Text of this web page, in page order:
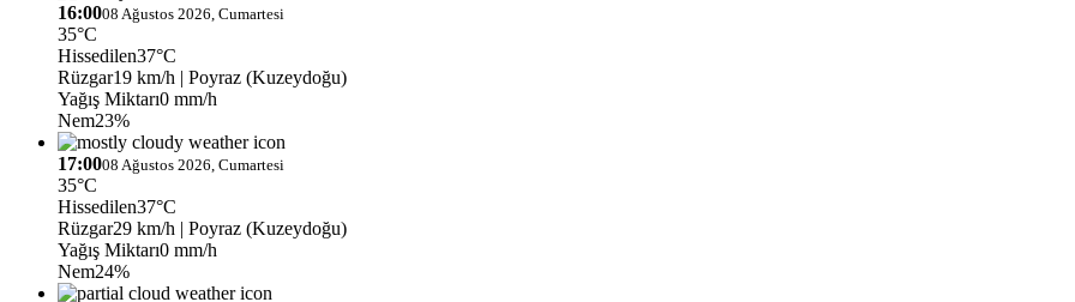
16:0008 Ağustos 2026, Cumartesi
35°C
Hissedilen37°C
Rüzgar19 km/h | Poyraz (Kuzeydoğu)
Yağış Miktarı0 mm/h
Nem23%
17:0008 Ağustos 2026, Cumartesi
35°C
Hissedilen37°C
Rüzgar29 km/h | Poyraz (Kuzeydoğu)
Yağış Miktarı0 mm/h
Nem24%